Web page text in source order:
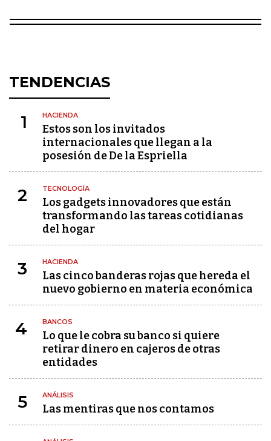
TENDENCIAS
1 HACIENDA
Estos son los invitados
internacionales que llegan a la
posesión de De la Espriella
2 TECNOLOGÍA
Los gadgets innovadores que están
transformando las tareas cotidianas
del hogar
3 HACIENDA
Las cinco banderas rojas que hereda el
nuevo gobierno en materia económica
4 BANCOS
Lo que le cobra su banco si quiere
retirar dinero en cajeros de otras
entidades
5 ANÁLISIS
Las mentiras que nos contamos